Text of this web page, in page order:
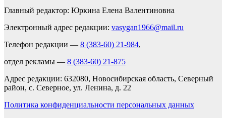
Главный редактор: Юркина Елена Валентиновна
Электронный адрес редакции: vasygan1966@mail.ru
Телефон редакции — 8 (383-60) 21-984,
отдел рекламы — 8 (383-60) 21-875
Адрес редакции: 632080, Новосибирская область, Северный
район, с. Северное, ул. Ленина, д. 22
Политика конфиденциальности персональных данных